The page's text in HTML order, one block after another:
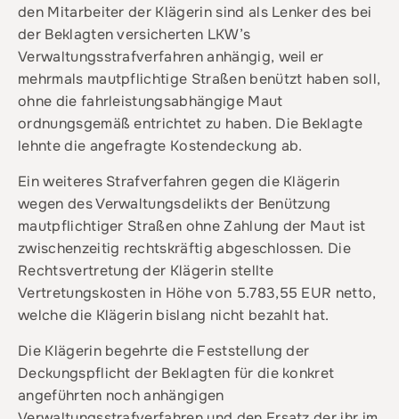
den Mitarbeiter der Klägerin sind als Lenker des bei
der Beklagten versicherten LKW’s
Verwaltungsstrafverfahren anhängig, weil er
mehrmals mautpflichtige Straßen benützt haben soll,
ohne die fahrleistungsabhängige Maut
ordnungsgemäß entrichtet zu haben. Die Beklagte
lehnte die angefragte Kostendeckung ab.
Ein weiteres Strafverfahren gegen die Klägerin
wegen des Verwaltungsdelikts der Benützung
mautpflichtiger Straßen ohne Zahlung der Maut ist
zwischenzeitig rechtskräftig abgeschlossen. Die
Rechtsvertretung der Klägerin stellte
Vertretungskosten in Höhe von 5.783,55 EUR netto,
welche die Klägerin bislang nicht bezahlt hat.
Die Klägerin begehrte die Feststellung der
Deckungspflicht der Beklagten für die konkret
angeführten noch anhängigen